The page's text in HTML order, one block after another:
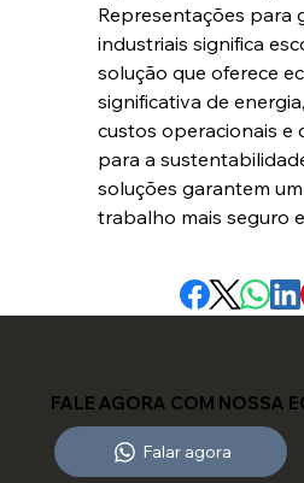
Representações para
industriais significa
solução que oferece
significativa de
custos operacionais e
para a
soluções garantem
trabalho mais seguro
FALE AGORA COM NOSSA
Falar agora